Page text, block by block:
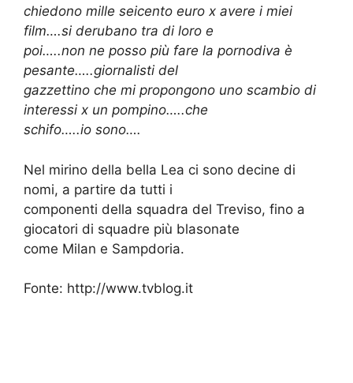
chiedono mille seicento euro x avere i miei
film….si derubano tra di loro e
poi…..non ne posso più fare la pornodiva è
pesante…..giornalisti del
gazzettino che mi propongono uno scambio di
interessi x un pompino…..che
schifo…..io sono….
Nel mirino della bella Lea ci sono decine di
nomi, a partire da tutti i
componenti della squadra del Treviso, fino a
giocatori di squadre più blasonate
come Milan e Sampdoria.
Fonte: http://www.tvblog.it